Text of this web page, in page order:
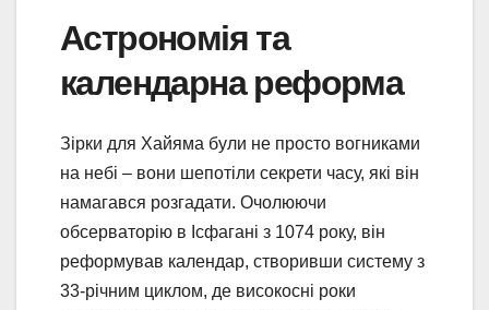
Астрономія та
календарна реформа
Зірки для Хайяма були не просто вогниками
на небі – вони шепотіли секрети часу, які він
намагався розгадати. Очолюючи
обсерваторію в Ісфагані з 1074 року, він
реформував календар, створивши систему з
33-річним циклом, де високосні роки